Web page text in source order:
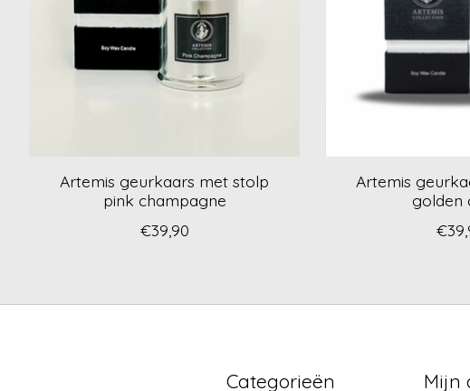
Artemis geurkaars met stolp
pink champagne
€39,90
Artemis
golden
Categorieën Mijn